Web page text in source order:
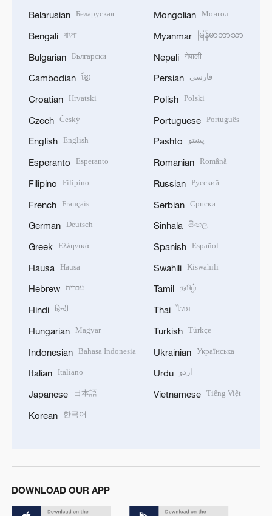
Belarusian Беларуская
Bengali বাংলা
Bulgarian Български
Cambodian ខ្មែរ
Croatian Hrvatski
Czech Český
English English
Esperanto Esperanto
Filipino Filipino
French Français
German Deutsch
Greek Ελληνικά
Hausa Hausa
Hebrew עברית
Hindi हिन्दी
Hungarian Magyar
Indonesian Bahasa Indonesia
Italian Italiano
Japanese 日本語
Korean 한국어
Mongolian Монгол
Myanmar မြန်မာဘာသာ
Nepali नेपाली
Persian فارسی
Polish Polski
Portuguese Português
Pashto پښتو
Romanian Română
Russian Русский
Serbian Српски
Sinhala සිංහල
Spanish Español
Swahili Kiswahili
Tamil தமிழ்
Thai ไทย
Turkish Türkçe
Ukrainian Українська
Urdu اردو
Vietnamese Tiếng Việt
DOWNLOAD OUR APP